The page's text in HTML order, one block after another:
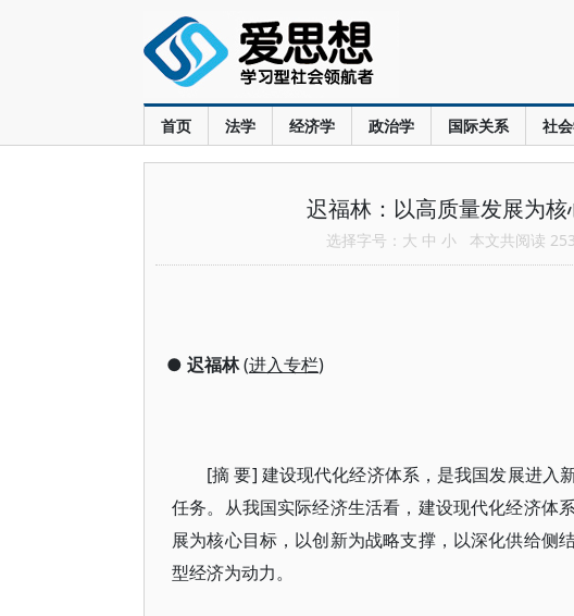
首页 法学 经济学 政治学 国际关系 社
迟福林：以高质量发展为
选择字号： 大 中 小 本文共阅读
● 迟福林(进入专栏)
[摘 要] 建设现代化经济体系，是我国发展进入
任务。从我国实际经济生活看，建设现代化经济体
展为核心目标，以创新为战略支撑，以深化供给侧
型经济为动力。